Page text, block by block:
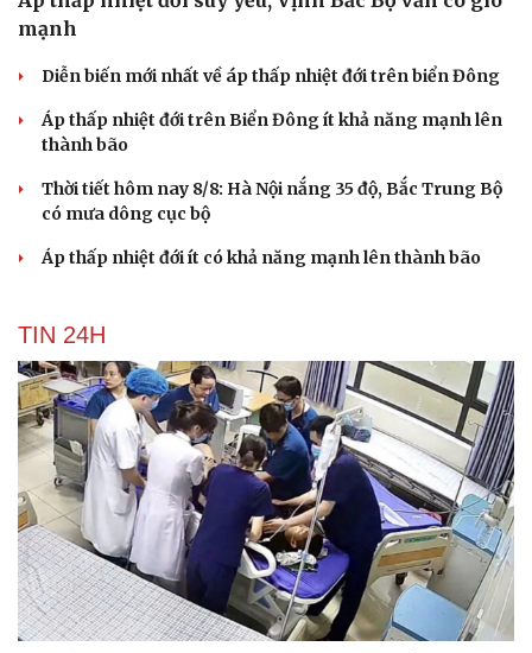
Cải chính
mạnh
Diễn biến mới nhất về áp thấp nhiệt đới trên biển Đông
Áp thấp nhiệt đới trên Biển Đông ít khả năng mạnh lên
thành bão
Thời tiết hôm nay 8/8: Hà Nội nắng 35 độ, Bắc Trung Bộ
có mưa dông cục bộ
Áp thấp nhiệt đới ít có khả năng mạnh lên thành bão
TIN 24H